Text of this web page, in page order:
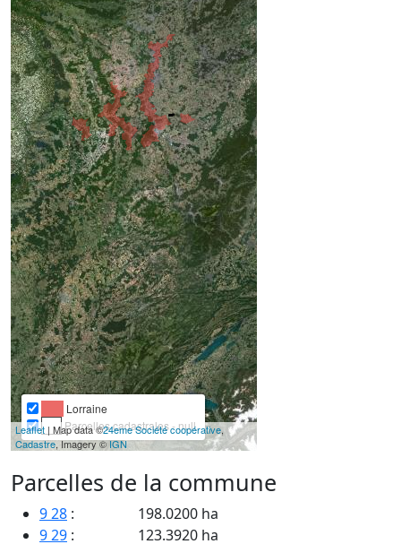
Lorraine
Parcelles cadastrales - null
Leaflet | Map data ©24eme Société coopérative,
Cadastre, Imagery ©IGN
Parcelles de la commune
9 28 :
198.0200 ha
9 29 :
123.3920 ha